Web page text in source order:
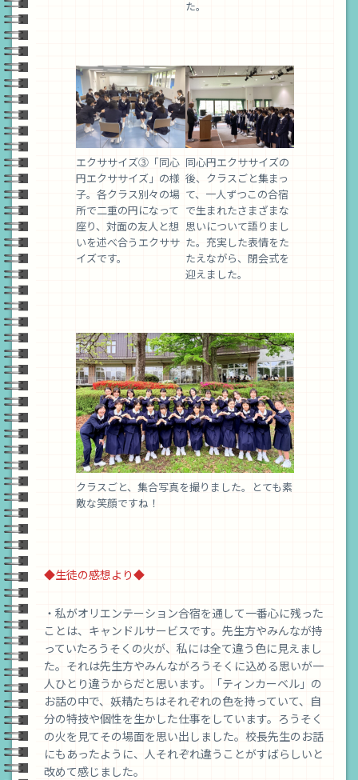
た。
エクササイズ③「同心
円エクササイズ」の様
子。各クラス別々の場
所で二重の円になって
座り、対面の友人と想
いを述べ合うエクササ
イズです。
同心円エクササイズの
後、クラスごと集まっ
て、一人ずつこの合宿
で生まれたさまざまな
思いについて語りまし
た。充実した表情をた
たえながら、閉会式を
迎えました。
クラスごと、集合写真を撮りました。とても素
敵な笑顔ですね！
◆生徒の感想より◆
・私がオリエンテーション合宿を通して一番心に残った
ことは、キャンドルサービスです。先生方やみんなが持
っていたろうそくの火が、私には全て違う色に見えまし
た。それは先生方やみんながろうそくに込める思いが一
人ひとり違うからだと思います。「ティンカーベル」の
お話の中で、妖精たちはそれぞれの色を持っていて、自
分の特技や個性を生かした仕事をしています。ろうそく
の火を見てその場面を思い出しました。校長先生のお話
にもあったように、人それぞれ違うことがすばらしいと
改めて感じました。